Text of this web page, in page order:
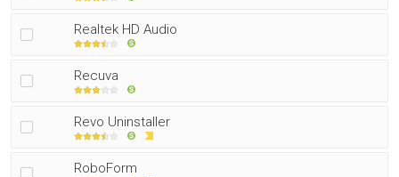
Realtek HD Audio
Recuva
Revo Uninstaller
RoboForm